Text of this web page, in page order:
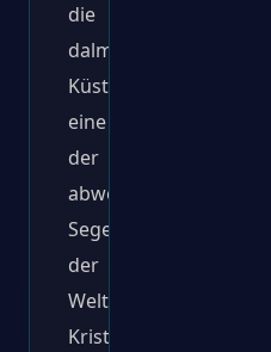
die
dalmatinische
Küste
eine
der
abwechslungsreichsten
Segellandschaften
der
Welt.
Kristallklares